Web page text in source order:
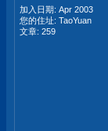
加入日期: Apr 2003
您的住址: TaoYuan
文章: 259